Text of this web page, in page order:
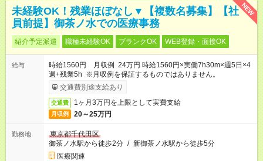
NEW
未経験OK！残業ほぼなし▼【複数名募集】【社
員前提】御茶ノ水での医療事務
紹介予定派遣 職種未経験OK ブランクOK WEB登録・面接OK
給与
時給1560円 月収例 24万円 時給1560円×実働7h30m×週5日×4
週+残業5h ※月収例を保証するものではありません。
交通費別途支給あり
交通費 1ヶ月3万円を上限として実費支給
月収例 20～25万円
勤務地
東京都千代田区
御茶ノ水駅から徒歩2分 / 新御茶ノ水駅から徒歩5分
医療関連